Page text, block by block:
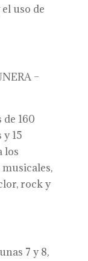
uso de
–
160
15
los
rock y
7 y 8,